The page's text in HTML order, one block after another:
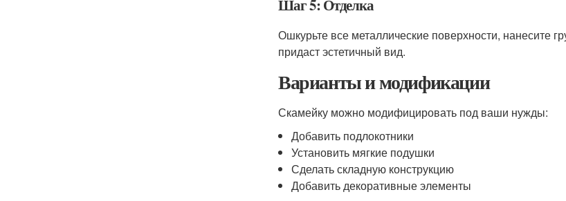
Шаг 5: Отделка
Ошкурьте все металлические поверхности, нанесите
придаст эстетичный вид.
Варианты и модификации
Скамейку можно модифицировать под ваши нужды:
Добавить подлокотники
Установить мягкие подушки
Сделать складную конструкцию
Добавить декоративные элементы